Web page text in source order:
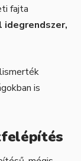
fajta
idegrendszer,
is